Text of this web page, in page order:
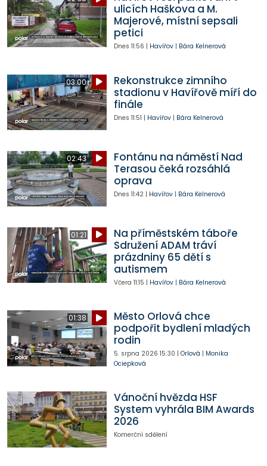
ulicích Haškova a M.
Majerové, místní sepsali
petici
Dnes 11:56 | Havířov| Bára Kelnerová
03:00
Rekonstrukce zimního
stadionu v Havířově míří do
finále
Dnes 11:51 | Havířov| Bára Kelnerová
02:43
Fontánu na náměstí Nad
Terasou čeká rozsáhlá
oprava
Dnes 11:42| Havířov| Bára Kelnerová
01:21
Na příměstském táboře
Sdružení ADAM tráví
prázdniny 65 dětí s
autismem
Včera 11:15 | Havířov| Bára Kelnerová
01:38
Město Orlová chce
podpořit bydlení mladých
rodin
5. srpna 2026 15:30 | Orlová | Monika
Ociepková
Vánoční hvězda HSF
System vyhrála BIM Awards
2026
Komerční sdělení